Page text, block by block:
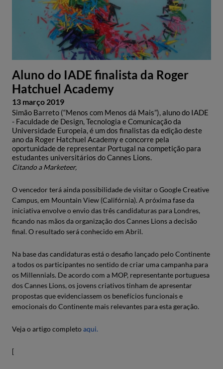
Aluno do IADE finalista da Roger
Hatchuel Academy
13 março 2019
Simão Barreto (“Menos com Menos dá Mais”), aluno do IADE
- Faculdade de Design, Tecnologia e Comunicação da
Universidade Europeia, é um dos finalistas da edição deste
ano da Roger Hatchuel Academy e concorre pela
oportunidade de representar Portugal na competição para
estudantes universitários do Cannes Lions.
Citando a Marketeer,
O vencedor terá ainda possibilidade de visitar o Google Creative
Campus, em Mountain View (Califórnia). A próxima fase da
iniciativa envolve o envio das três candidaturas para Londres,
ficando nas mãos da organização dos Cannes Lions a decisão
final. O resultado será conhecido em Abril.
Na base das candidaturas está o desafio lançado pelo Continente
a todos os participantes no sentido de criar uma campanha para
os Millennials. De acordo com a MOP, representante portuguesa
dos Cannes Lions, os jovens criativos tinham de apresentar
propostas que evidenciassem os benefícios funcionais e
emocionais do Continente mais relevantes para esta geração.
Veja o artigo completoaqui.
[